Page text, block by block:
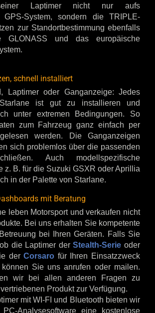
Laptimer nicht nur aufs
GPS-System, sondern die TRIPLE-
zur Standortbestimmung ebenfalls
GLONASS und das europäische
schnell installiert
Laptimer oder Ganganzeige: Jedes
ist gut zu installieren und
unter extremen Bedingungen. So
zum Fahrzeug ganz einfach per
werden. Die Ganganzeigen
sich problemlos über die passenden
Auch modellspezifische
z. B. für die Suzuki GSXR oder Aprillia
in der Palette von Starlane.
mit Beratung
leben Motorsport und verkaufen nicht
Bei uns erhalten Sie kompetente
bei Ihren Geräten. Falls Sie
die Laptimer derStealth-Serie oder
derCorsaro für Ihren Einsatzzweck
Sie uns anrufen oder mailen.
wir bei allen anderen Fragen zu
Produkt zur Verfügung.
mit WI-FI und Bluetooth bieten wir
Analysesoftware eine kostenlose